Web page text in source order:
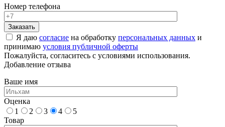
Номер телефона
Я даю согласие на обработку персональных данных и
принимаю условия публичной оферты
Пожалуйста, согласитесь с условиями использования.
Добавление отзыва
Ваше имя
Оценка
1
2 3 4
5
Товар